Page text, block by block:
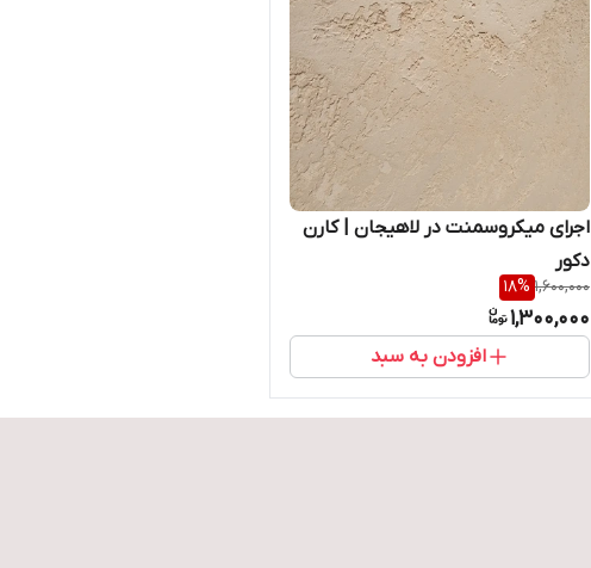
اجرای میکروسمنت در لاهیجان | کارن
دکور
1,600,000
18%
1,300,000
افزودن به سبد